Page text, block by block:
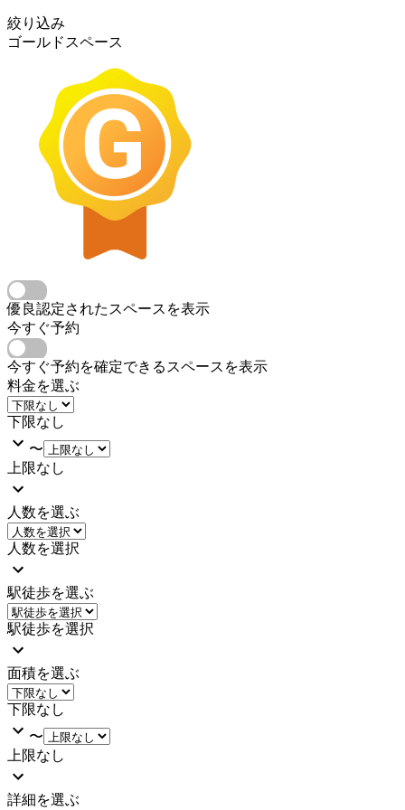
絞り込み
ゴールドスペース
優良認定されたスペースを表示
今すぐ予約
今すぐ予約を確定できるスペースを表示
料金を選ぶ
下限なし
〜
上限なし
人数を選ぶ
人数を選択
駅徒歩を選ぶ
駅徒歩を選択
面積を選ぶ
下限なし
〜
上限なし
詳細を選ぶ